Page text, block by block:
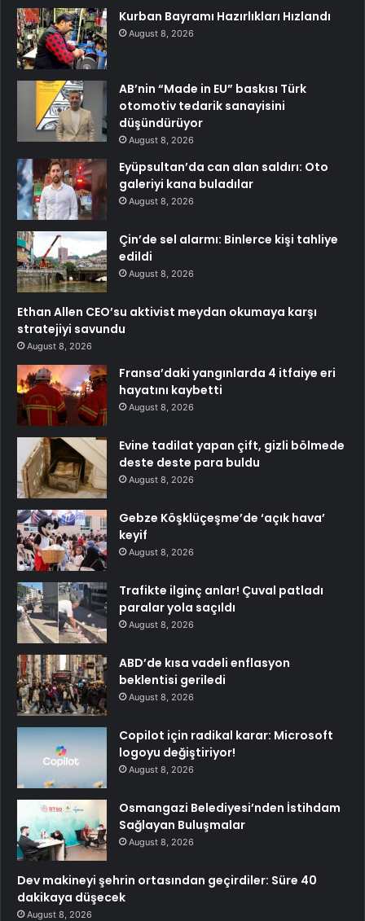
Kurban Bayramı Hazırlıkları Hızlandı
August 8, 2026
AB’nin “Made in EU” baskısı Türk
otomotiv tedarik sanayisini
düşündürüyor
August 8, 2026
Eyüpsultan’da can alan saldırı: Oto
galeriyi kana buladılar
August 8, 2026
Çin’de sel alarmı: Binlerce kişi tahliye
edildi
August 8, 2026
Ethan Allen CEO’su aktivist meydan okumaya karşı
stratejiyi savundu
August 8, 2026
Fransa’daki yangınlarda 4 itfaiye eri
hayatını kaybetti
August 8, 2026
Evine tadilat yapan çift, gizli bölmede
deste deste para buldu
August 8, 2026
Gebze Köşklüçeşme’de ‘açık hava’
keyif
August 8, 2026
Trafikte ilginç anlar! Çuval patladı
paralar yola saçıldı
August 8, 2026
ABD’de kısa vadeli enflasyon
beklentisi geriledi
August 8, 2026
Copilot için radikal karar: Microsoft
logoyu değiştiriyor!
August 8, 2026
Osmangazi Belediyesi’nden İstihdam
Sağlayan Buluşmalar
August 8, 2026
Dev makineyi şehrin ortasından geçirdiler: Süre 40
dakikaya düşecek
August 8, 2026